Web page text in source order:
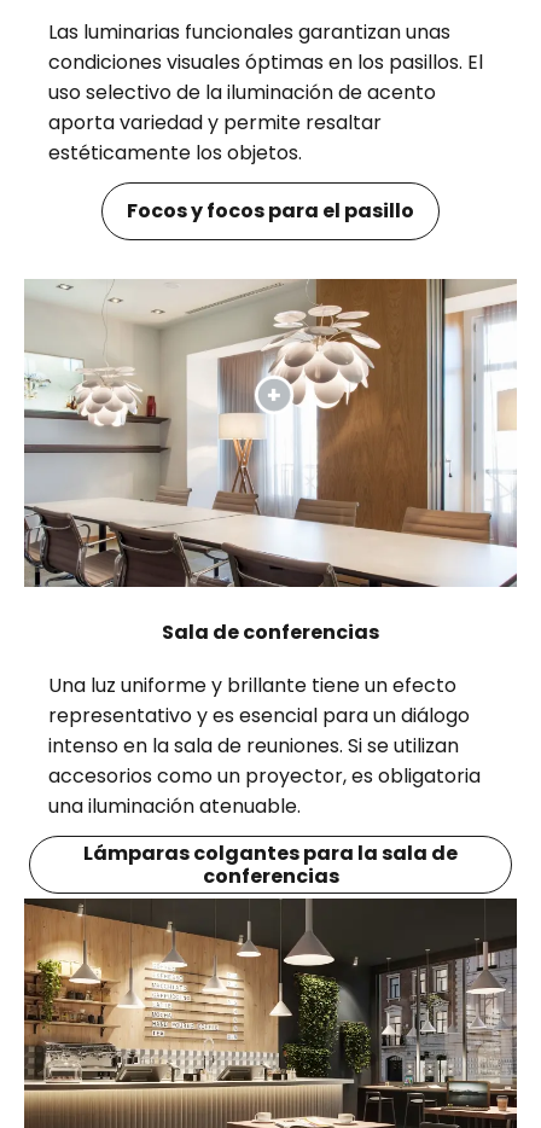
Las luminarias funcionales garantizan unas
condiciones visuales óptimas en los pasillos. El
uso selectivo de la iluminación de acento
aporta variedad y permite resaltar
estéticamente los objetos.
Focos y focos para el pasillo
Sala de conferencias
Una luz uniforme y brillante tiene un efecto
representativo y es esencial para un diálogo
intenso en la sala de reuniones. Si se utilizan
accesorios como un proyector, es obligatoria
una iluminación atenuable.
Lámparas colgantes para la sala de
conferencias